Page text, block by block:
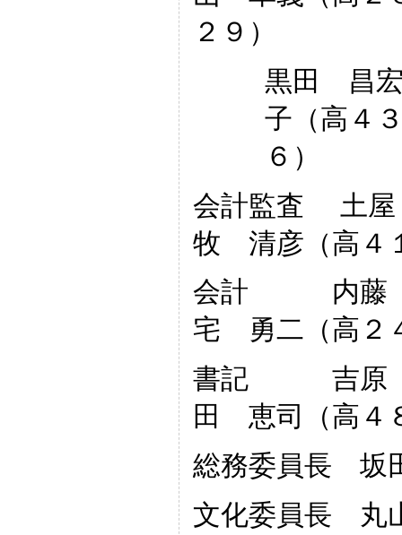
２９）
黒田 昌
子（高４
６）
会計監査 土
牧 清彦（高４
会計 内藤
宅 勇二（高２
書記 吉原
田 恵司（高４
総務委員長 坂
文化委員長 丸